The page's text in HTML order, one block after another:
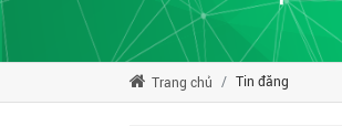
Trang chủ Tin đăng